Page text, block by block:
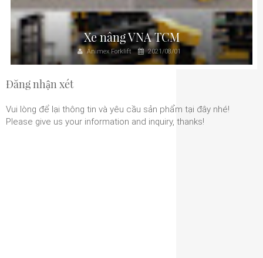
Xe nâng VNA TCM
Animex Forklift 2021/08/01
Đăng nhận xét
Vui lòng để lại thông tin và yêu cầu sản phẩm tại đây nhé!
Please give us your information and inquiry, thanks!